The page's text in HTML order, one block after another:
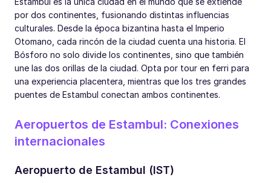
por dos continentes, fusionando distintas influencias
culturales. Desde la época bizantina hasta el Imperio
Otomano, cada rincón de la ciudad cuenta una historia. El
Bósforo no solo divide los continentes, sino que también
une las dos orillas de la ciudad. Opta por tour en ferri para
una experiencia placentera, mientras que los tres grandes
puentes de Estambul conectan ambos continentes.
Aeropuertos de Estambul: Conexiones
internacionales
Aeropuerto de Estambul (IST)